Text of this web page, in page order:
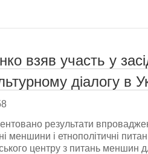
взяв участь у
діалогу в
результати
меншини і етнополітичні
центру з питань меншин